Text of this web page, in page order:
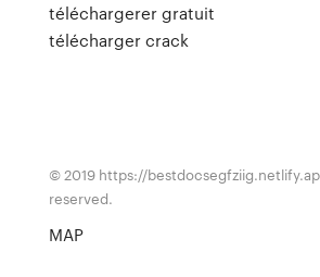
téléchargerer gratuit
télécharger crack
© 2019 https://
reserved.
MAP